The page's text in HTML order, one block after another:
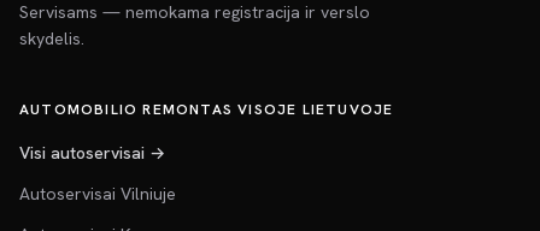
Servisams — nemokama registracija ir verslo
skydelis.
AUTOMOBILIO REMONTAS VISOJE LIETUVOJE
Visi autoservisai →
Autoservisai Vilniuje